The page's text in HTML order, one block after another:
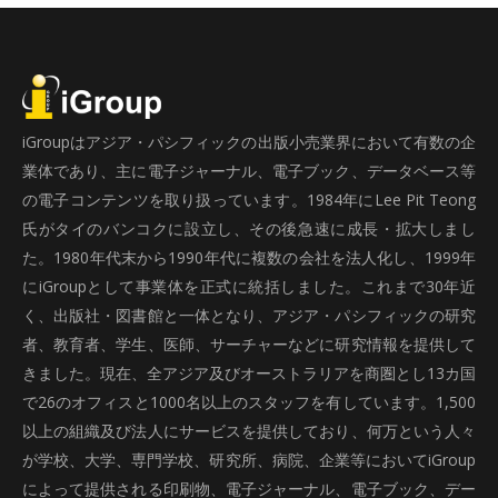
iGroupはアジア・パシフィックの出版小売業界において有数の企
業体であり、主に電子ジャーナル、電子ブック、データベース等
の電子コンテンツを取り扱っています。1984年にLee Pit Teong
氏がタイのバンコクに設立し、その後急速に成長・拡大しまし
た。1980年代末から1990年代に複数の会社を法人化し、1999年
にiGroupとして事業体を正式に統括しました。これまで30年近
く、出版社・図書館と一体となり、アジア・パシフィックの研究
者、教育者、学生、医師、サーチャーなどに研究情報を提供して
きました。現在、全アジア及びオーストラリアを商圏とし13カ国
で26のオフィスと1000名以上のスタッフを有しています。1,500
以上の組織及び法人にサービスを提供しており、何万という人々
が学校、大学、専門学校、研究所、病院、企業等においてiGroup
によって提供される印刷物、電子ジャーナル、電子ブック、デー